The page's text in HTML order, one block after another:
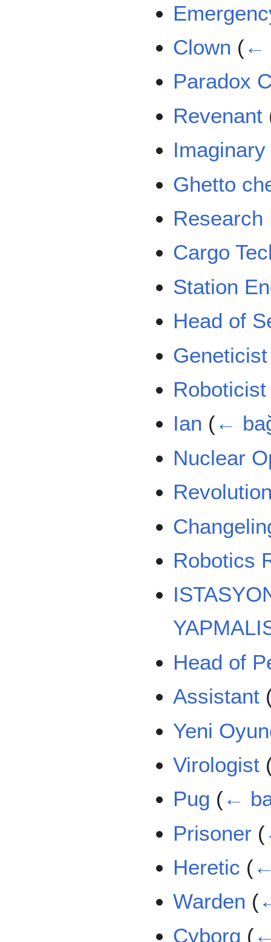
Clown (←
Paradox
Revenant
Ghetto
Research
Cargo
Station
Head of
Geneticist
Roboticist
Ian (←
Nuclear
Robotics
Head of
Assistant
Yeni
Virologist
Pug (←
Prisoner (
Heretic (
Warden (
Cyborg (